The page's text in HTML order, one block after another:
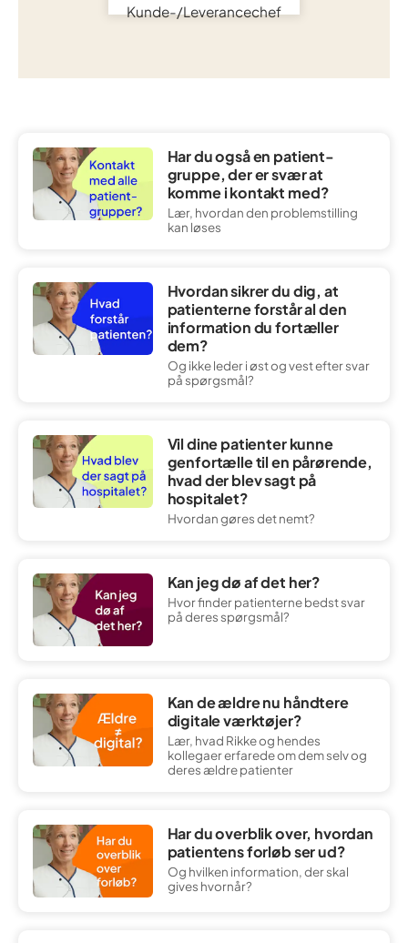
Kunde-/Leverancechef
Har du også en patient-
gruppe, der er svær at
komme i kontakt med?
Lær, hvordan den problemstilling
kan løses
Hvordan sikrer du dig, at
patienterne forstår al den
information du fortæller
dem?
Og ikke leder i øst og vest efter svar
på spørgsmål?
Vil dine patienter kunne
genfortælle til en pårørende,
hvad der blev sagt på
hospitalet?
Hvordan gøres det nemt?
Kan jeg dø af det her?
Hvor finder patienterne bedst svar
på deres spørgsmål?
Kan de ældre nu håndtere
digitale værktøjer?
Lær, hvad Rikke og hendes
kollegaer erfarede om dem selv og
deres ældre patienter
Har du overblik over, hvordan
patientens forløb ser ud?
Og hvilken information, der skal
gives hvornår?